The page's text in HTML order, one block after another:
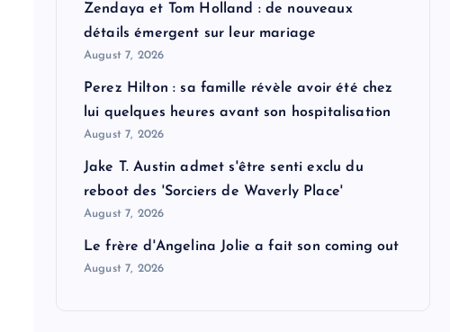
Zendaya et Tom Holland : de nouveaux
détails émergent sur leur mariage
August 7, 2026
Perez Hilton : sa famille révèle avoir été chez
lui quelques heures avant son hospitalisation
August 7, 2026
Jake T. Austin admet s'être senti exclu du
reboot des 'Sorciers de Waverly Place'
August 7, 2026
Le frère d'Angelina Jolie a fait son coming out
August 7, 2026